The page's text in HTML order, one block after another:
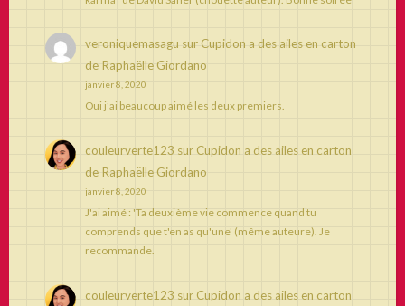
veroniquemasagu sur Cupidon a des ailes en carton
de Raphaëlle Giordano
janvier 8, 2020
Oui j’ai beaucoup aimé les deux premiers.
couleurverte123 sur Cupidon a des ailes en carton
de Raphaëlle Giordano
janvier 8, 2020
J'ai aimé : 'Ta deuxième vie commence quand tu
comprends que t'en as qu'une' (même auteure). Je
recommande.
couleurverte123 sur Cupidon a des ailes en carton